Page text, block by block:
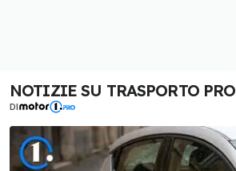
NOTIZIE SU TRASPORTO
DI